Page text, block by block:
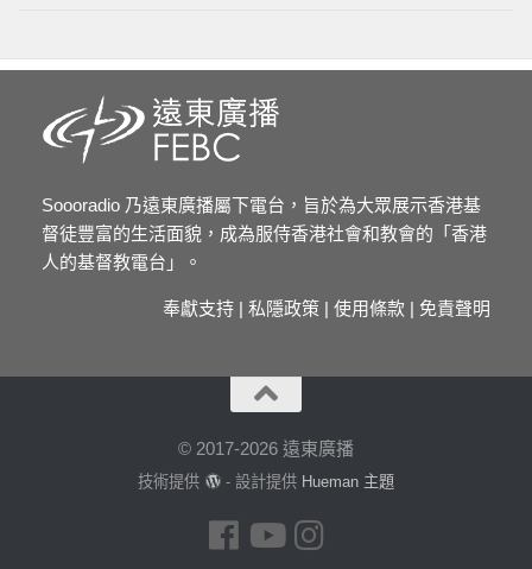
Soooradio 乃遠東廣播屬下電台，旨於為大眾展示香港基
督徒豐富的生活面貌，成為服侍香港社會和教會的「香港
人的基督教電台」。
奉獻支持 | 私隱政策 | 使用條款 | 免責聲明
© 2017-2026 遠東廣播
技術提供 - 設計提供 Hueman 主題